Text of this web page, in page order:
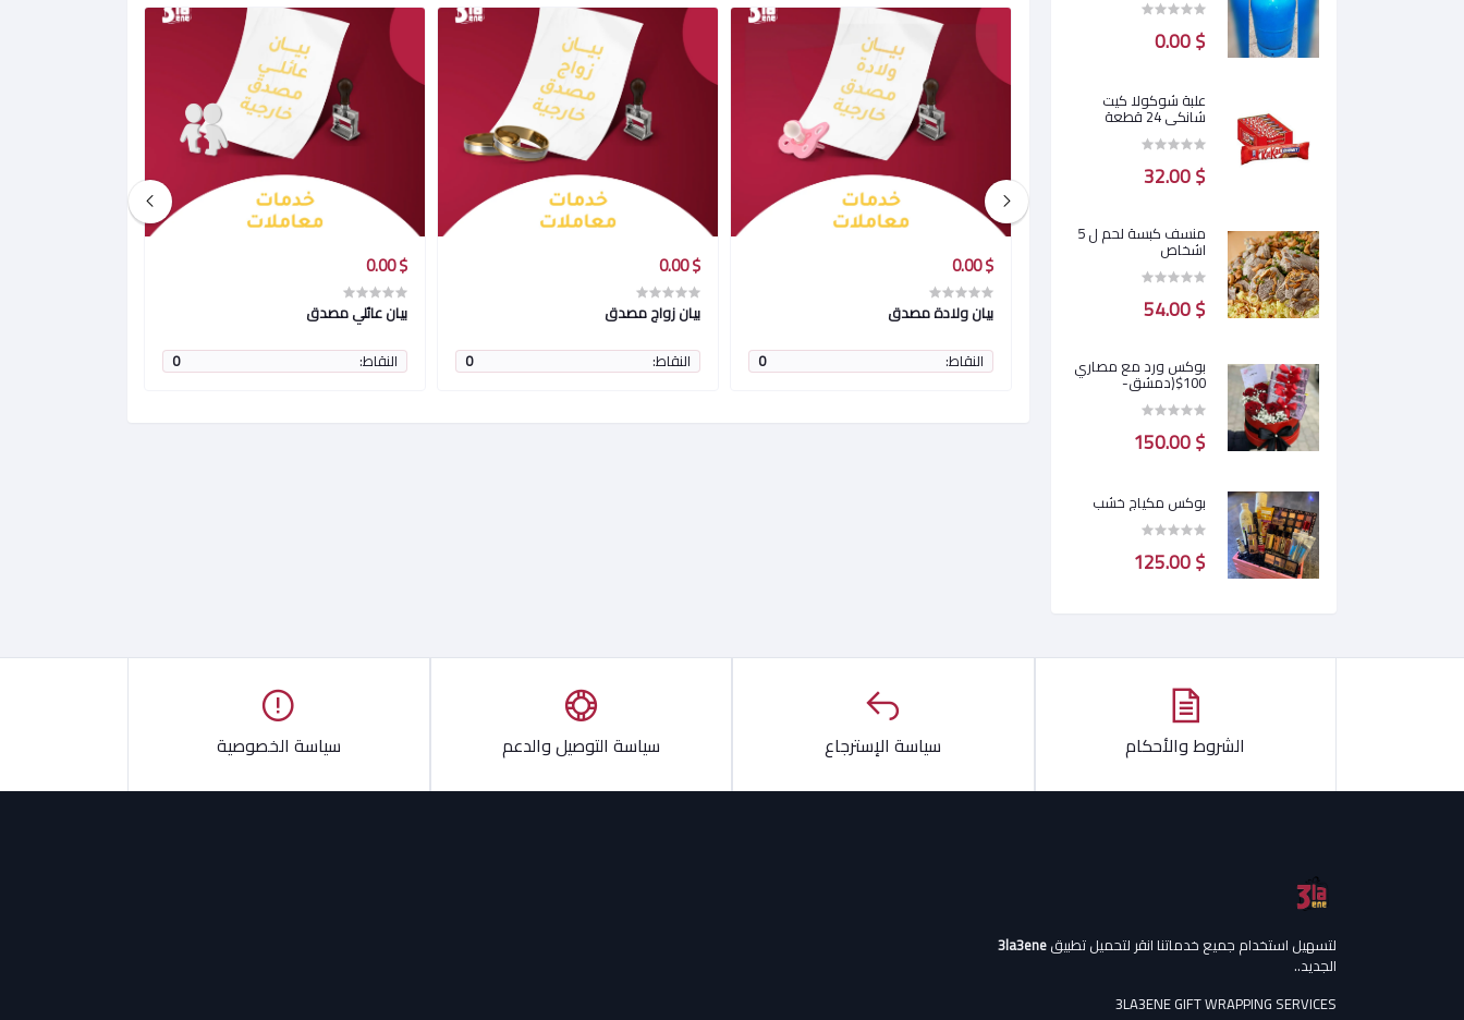
$ 0.00
علبة شوكولا كيت
شانكي 24 قطعة
$ 32.00
منسف كبسة لحم ل 5
اشخاص
$ 54.00
بوكس ورد مع مصاري
100$(دمشق-
محافظات)
$ 150.00
بوكس مكياج خشب
$ 125.00
$ 0.00
استخراج جواز سفر
النقاط:
$ 0.00
بيان ولادة مصدق
النقاط:
0
$ 0.00
بيان زواج مصدق
النقاط:
0
$ 0.00
بيان عائلي مصدق
النقاط:
0
الشروط والأحكام سياسة الإسترجاع سياسة التوصيل والدعم سياسة الخصوصية
لتسهيل استخدام جميع خدماتنا انقر لتحميل تطبيق3la3ene
الجديد..
3LA3ENE GIFT WRAPPING SERVICES